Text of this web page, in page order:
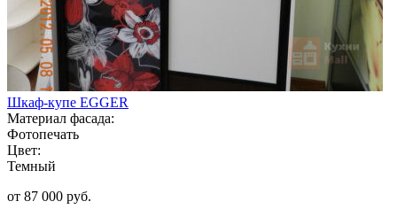
Шкаф-купе EGGER
Материал фасада:
Фотопечать
Цвет:
Темный
от 87 000 руб.